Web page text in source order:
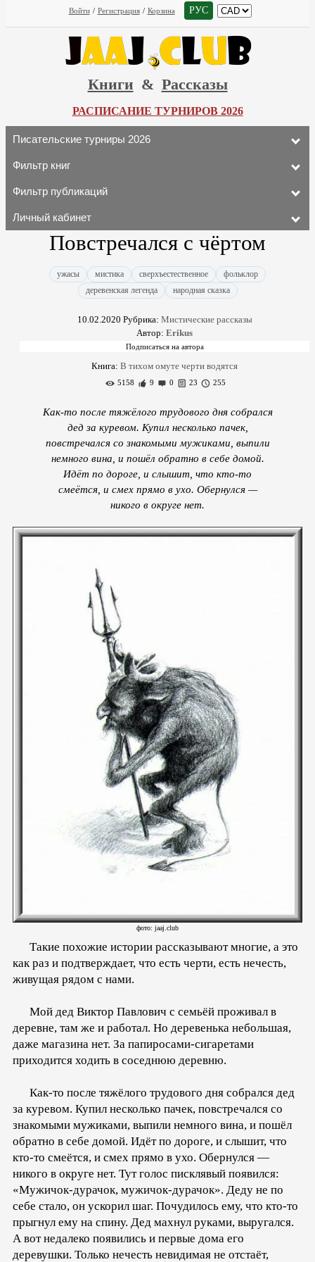
Войти / Регистрация / Корзина РУС
Книги & Рассказы
РАСПИСАНИЕ ТУРНИРОВ 2026
Писательские турниры 2026
Фильтр книг
Фильтр публикаций
Личный кабинет
Повстречался с чёртом
ужасы мистика сверхъестественное
фольклор
деревенская легенда
народная сказка
10.02.2020 Рубрика: Мистические рассказы
Автор: Erikus
Книга: В тихом омуте черти водятся
5158 9 0 23 255
Как-то после тяжёлого трудового дня собрался
дед за куревом. Купил несколько пачек,
повстречался со знакомыми мужиками, выпили
немного вина, и пошёл обратно в себе домой.
Идёт по дороге, и слышит, что кто-то
смеётся, и смех прямо в ухо. Обернулся —
никого в округе нет.
фото: jaaj.club
Такие похожие истории рассказывают многие, а это
как раз и подтверждает, что есть черти, есть нечесть,
живущая рядом с нами.
Мой дед Виктор Павлович с семьёй проживал в
деревне, там же и работал. Но деревенька небольшая,
даже магазина нет. За папиросами-сигаретами
приходится ходить в соседнюю деревню.
Как-то после тяжёлого трудового дня собрался дед
за куревом. Купил несколько пачек, повстречался со
знакомыми мужиками, выпили немного вина, и пошёл
обратно в себе домой. Идёт по дороге, и слышит, что
кто-то смеётся, и смех прямо в ухо. Обернулся —
никого в округе нет. Тут голос писклявый появился:
«Мужичок-дурачок, мужичок-дурачок». Деду не по
себе стало, он ускорил шаг. Почудилось ему, что кто-то
прыгнул ему на спину. Дед махнул руками, выругался.
А вот недалеко появились и первые дома его
деревушки. Только нечесть невидимая не отстаёт,